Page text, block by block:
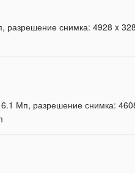
разрешение снимка: 4928 x
Мп, разрешение снимка: